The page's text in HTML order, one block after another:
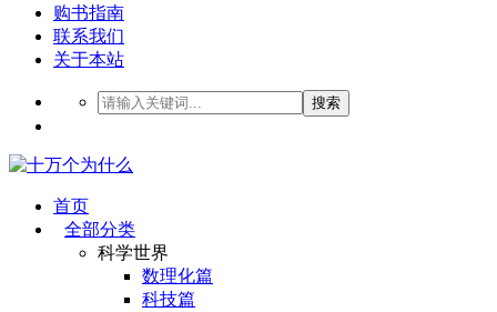
购书指南
联系我们
关于本站
搜索
首页
全部分类
科学世界
数理化篇
科技篇